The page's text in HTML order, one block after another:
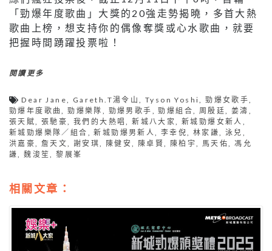
「勁爆年度歌曲」大獎的20強走勢揭曉，多首大熱
歌曲上榜，想支持你的偶像奪獎或心水歌曲，就要
把握時間踴躍投票啦！
閱讀更多
Dear Jane, Gareth.T湯令山,Tyson Yoshi,勁爆女歌手,
勁爆年度歌曲,勁爆樂隊 , 勁爆男歌手 ,勁爆組合, 周殷廷, 姜濤 ,
張天賦,張馳豪,我們的大熱唱,新城八大家,新城勁爆女新人 ,
新城勁爆樂隊／組合 ,新城勁爆男新人,李幸倪,林家謙,泳兒 ,
洪嘉豪,詹天文,謝安琪, 陳健安, 陳卓賢, 陳柏宇, 馬天佑,馮允
謙,魏浚笙,黎展峯
相關文章：